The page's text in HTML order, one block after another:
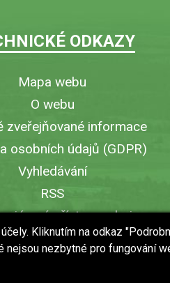
ODKAZY
Mapa webu
O webu
zveřejňované informace
osobních údajů (GDPR)
Vyhledávání
RSS
přístup v obci
Vytisknout stránku
Kliknutím na odkaz
nezbytné pro fungování